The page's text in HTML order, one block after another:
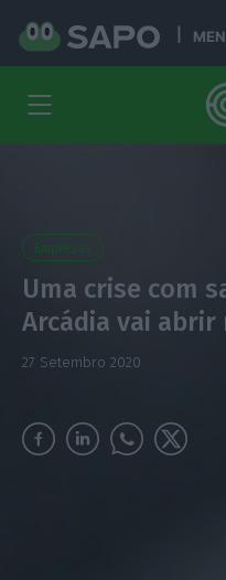
Empresas
Uma crise com
Arcádia vai abrir
27 Setembro 2020